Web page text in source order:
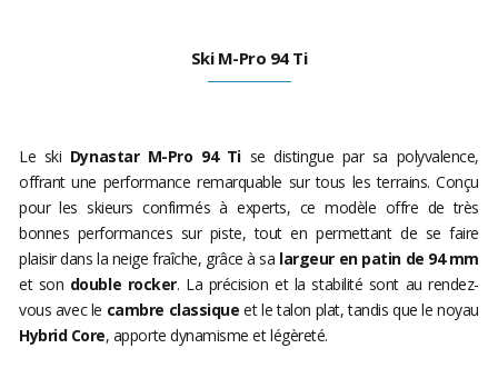
Ski M-Pro 94 Ti
Le ski Dynastar M-Pro 94 Ti se distingue par sa polyvalence,
offrant une performance remarquable sur tous les terrains. Conçu
pour les skieurs confirmés à experts, ce modèle offre de très
bonnes performances sur piste, tout en permettant de se faire
plaisir dans la neige fraîche, grâce à sa largeur en patin de 94 mm
et son double rocker. La précision et la stabilité sont au rendez-
vous avec le cambre classique et le talon plat, tandis que le noyau
Hybrid Core, apporte dynamisme et légèreté.